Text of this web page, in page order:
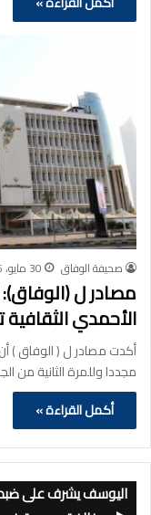
صحيفة الوفاق 30 مايو، 2025
مصادر ل
الأحمدي الثقافية تكلفته
أكدت مصادر ل ( الوفاق )
مجددا وللمرة الثانية من
أكمل القراءة »
اليوسف يشرف على ضبط